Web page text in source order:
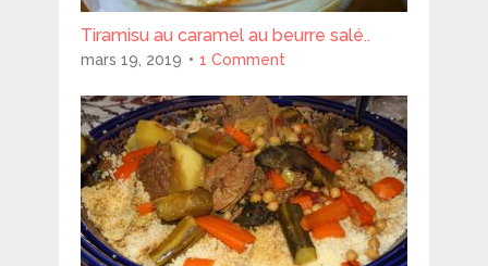
Tiramisu au caramel au beurre salé..
mars 19, 2019 1 Comment